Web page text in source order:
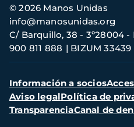
Información
de
contacto
© 2026 Manos Unidas
C/ Barquillo, 38 - 3º28004 -
900 811 888
BIZUM 33439
info@manosunidas.org
Menú
secundario
Información a socios
Aviso legalPolítica de
TransparenciaCanal de